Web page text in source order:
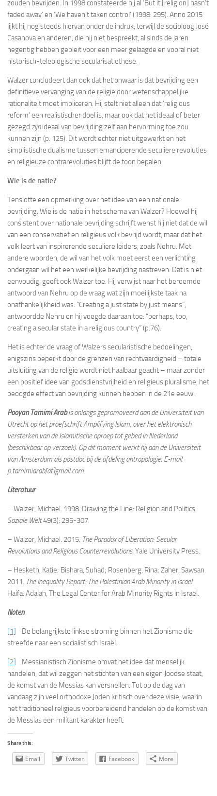
zouden bevrijden. In 1998 constateerde hij al ‘But it [religion] hasn’t
faded away’ en ‘We haven’t taken control’ (1998: 295). Anno 2015
lijkt hij nog steeds hiervan onder de indruk, terwijl de socioloog José
Casanova en anderen, die hij niet bespreekt, al sinds de jaren
negentig hebben gepleit voor een meer gelaagde en vooral niet
historisch-teleologische secularisatiethese.
Walzer concludeert dan ook dat het onwaar is dat bevrijding een
definitieve vervanging van de religie door wetenschappelijke
rationaliteit moet impliceren. Hij stelt niet alleen dat ‘religious
reform’ een realistischer doel is, maar ook dat het ideaal of beter
gezegd zijnideaal van bevrijding zelf aan hervorming toe zou
kunnen zijn (p. 125). Dit wordt echter niet uitgewerkt en het
simplistische dualisme tussen emanciperende seculiere revoluties
en religieuze contrarevoluties blijft de toon bepalen.
Wie is de natie?
Tenslotte een opmerking over het idee van een nationale
bevrijding. Wie is de natie in het schema van Walzer? Hoewel hij
consistent over nationale bevrijding schrijft wenst hij niet dat de wil
van een conservatief en religieus volk bevrijd wordt, maar dat het
volk leert van inspirerende seculiere leiders, zoals Nehru. Met
andere woorden, de wil van het volk moet eerst een verlichting
ondergaan wil het een werkelijke bevrijding nastreven. Dat is niet
eenvoudig, geeft ook Walzer toe. Hij verwijst naar het beroemde
antwoord van Nehru op de vraag wat zijn moeilijkste taak na
onafhankelijkheid was. “Creating a just state by just means”,
antwoordde Nehru en hij voegde daaraan toe: “perhaps, too,
creating a secular state in a religious country” (p.76).
Het is echter de vraag of Walzers secularistische bedoelingen,
enigszins beperkt door de grenzen van rechtvaardigheid – totale
uitsluiting van de religie wordt niet haalbaar geacht – maar zonder
een positief idee van godsdienstvrijheid en religieus pluralisme, het
beoogde effect van bevrijding kunnen hebben in de 21e eeuw.
Pooyan Tamimi Arabis onlangs gepromoveerd aan de Universiteit van
Utrecht op het proefschrift Amplifying Islam, over het elektronisch
versterken van de Islamitische oproep tot gebed in Nederland
(beschikbaar op verzoek). Op dit moment werkt hij aan de Universiteit
van Amsterdam als postdoc bij de afdeling antropologie. E-mail:
p.tamimiarab[at]gmail.com.
Literatuur
– Walzer, Michael. 1998. Drawing the Line: Religion and Politics.
Soziale Welt49(3): 295-307.
– Walzer, Michael. 2015. The Paradox of Liberation: Secular
Revolutions and Religious Counterrevolutions. Yale University Press.
– Hesketh, Katie; Bishara, Suhad; Rosenberg, Rina; Zaher, Sawsan.
2011. The Inequality Report: The Palestinian Arab Minority in Israel.
Haifa: Adalah, The Legal Center for Arab Minority Rights in Israel.
Noten
[1]
De belangrijkste linkse stroming binnen het Zionisme die
streefde naar een socialistisch Israël.
[2]
Messianistisch Zionisme omvat het idee dat menselijk
handelen, dat wil zeggen het stichten van een eigen Joodse staat,
de komst van de Messias kan versnellen. Tot op de dag van
vandaag zijn veel orthodoxe Joden kritisch over deze visie, waarin
het traditioneel religieus voorbereidend handelen op de komst van
de Messias een militant karakter heeft.
Share this:
Email Twitter Facebook More